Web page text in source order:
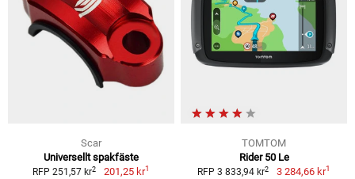
Scar
Universellt spakfäste
RFP 251,57 kr2 201,25 kr1
TOMTOM
Rider 50 Le
RFP 3 833,94 kr2 3 284,66 kr1